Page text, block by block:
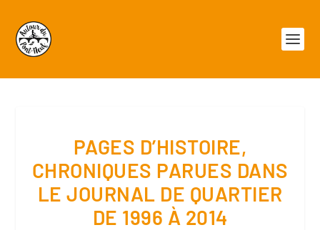
PAGES D’HISTOIRE,
CHRONIQUES PARUES DANS
LE JOURNAL DE QUARTIER
DE 1996 À 2014